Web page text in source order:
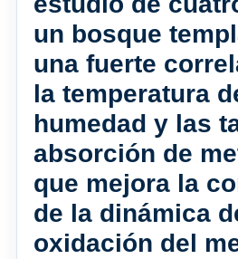
un bosque
una fuerte
la temperatura
humedad y las
absorción de
que mejora la
de la dinámica
oxidación del